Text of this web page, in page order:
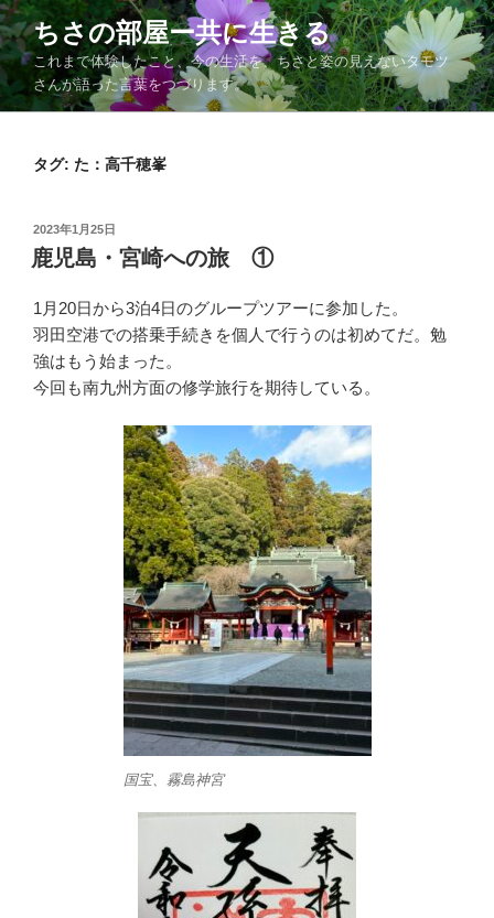
コ
ン
テ
ン
ツ
ちさの部屋ー共に生きる
これまで体験したこと、今の生活を、ちさと姿の見えないタモツ
さんが語った言葉をつづります。
タグ: た：高千穂峯
投
稿
日:
2023年1月25日
鹿児島・宮崎への旅 ①
1月20日から3泊4日のグループツアーに参加した。
羽田空港での搭乗手続きを個人で行うのは初めてだ。勉
強はもう始まった。
今回も南九州方面の修学旅行を期待している。
国宝、霧島神宮